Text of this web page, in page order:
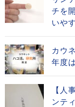
チを
いや
カウ
年度
【人
ンテ